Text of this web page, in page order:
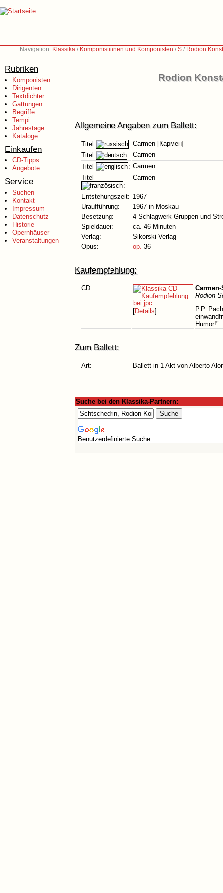
Navigation: Klassika / Komponistinnen und Komponisten /S / Rodion
Rubriken
Komponisten
Dirigenten
Textdichter
Gattungen
Begriffe
Tempi
Jahrestage
Kataloge
Einkaufen
CD-Tipps
Angebote
Service
Suchen
Kontakt
Impressum
Datenschutz
Historie
Opernhäuser
Veranstaltungen
Rodion
Allgemeine Angaben zum Ballett:
Titel : Carmen [Кармен]
Titel
: Carmen
Titel
: Carmen
Titel
:
Carmen
Entstehungszeit: 1967
Uraufführung:
1967 in Moskau
Besetzung:
4 Schlagwerk-Gruppen und
Spieldauer:
ca. 46 Minuten
Verlag:
Sikorski-Verlag
Opus:
op. 36
Kaufempfehlung:
CD:
[Details]
Rodion
P.P.
Humor!"
Zum Ballett:
Art: Ballett in 1 Akt von Alberto
Suche bei den Klassika-Partnern:
Benutzerdefinierte Suche